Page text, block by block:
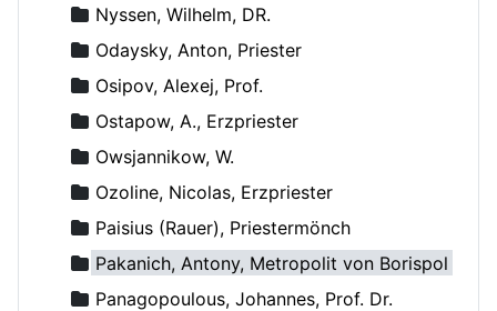
Nyssen, Wilhelm, DR.
Odaysky, Anton, Priester
Osipov, Alexej, Prof.
Ostapow, A., Erzpriester
Owsjannikow, W.
Ozoline, Nicolas, Erzpriester
Paisius (Rauer), Priestermönch
Pakanich, Antony, Metropolit von Borispol
Panagopoulous, Johannes, Prof. Dr.